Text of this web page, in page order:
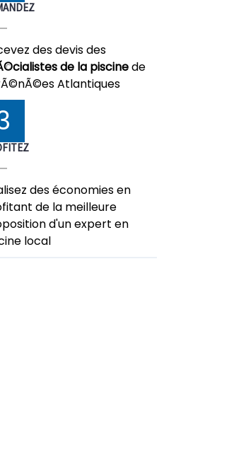
des devis des
de la piscinede
Atlantiques
des économies en
de la meilleure
d'un expert en
local